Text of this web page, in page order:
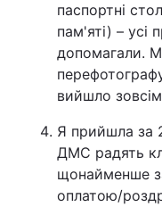
паспортні
пам'яті) – усі
допомагали.
вийшло
Я прийшла за
ДМС радять
щонайменше
оплатою/